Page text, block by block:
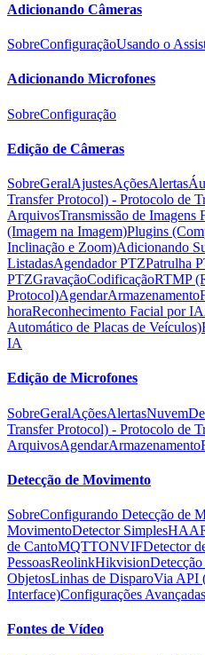
Adicionando Câmeras
SobreConfiguraçãoUsando o
Adicionando Microfones
SobreConfiguração
Edição de Câmeras
SobreGeralAjustesAçõesAlertas
Transfer Protocol) - Protocolo de
ArquivosTransmissão de Imagens
(Imagem na Imagem)Plugins
Inclinação e Zoom)Adicionando
ListadasAgendador PTZPatrulha
PTZGravaçãoCodificaçãoRTMP
Protocol)AgendarArmazenamento
horaReconhecimento Facial por IA
Automático de Placas de Veículos)
IA
Edição de Microfones
SobreGeralAçõesAlertasNuvem
Transfer Protocol) - Protocolo de
ArquivosAgendarArmazenamento
Detecção de Movimento
SobreConfigurando Detecção de
MovimentoDetector Simples
de CantoMQTTONVIFDetector
PessoasReolinkHikvision
ObjetosLinhas de DisparoVia API
Interface)Configurações Avançadas
Fontes de Vídeo